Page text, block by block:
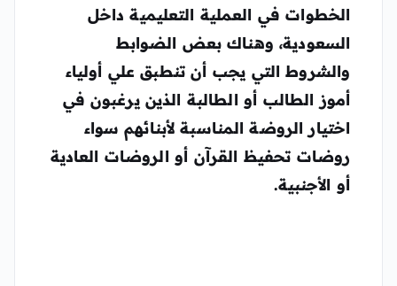
الخطوات في العملية التعليمية داخل
السعودية، وهناك بعض الضوابط
والشروط التي يجب أن تنطبق علي أولياء
أموز الطالب أو الطالبة الذين يرغبون في
اختيار الروضة المناسبة لأبنائهم سواء
روضات تحفيظ القرآن أو الروضات العادية
أو الأجنبية.